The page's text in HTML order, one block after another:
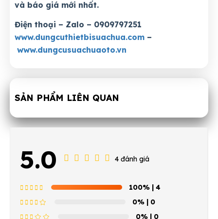
và báo giá mới nhất.
Điện thoại – Zalo – 0909797251
www.dungcuthietbisuachua.com –
www.dungcusuachuaoto.vn
SẢN PHẨM LIÊN QUAN
5.0 4 đánh giá
100% | 4
0% | 0
0% | 0